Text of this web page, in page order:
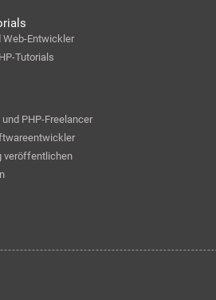
Web-Entwickler
Tutorials
PHP-Freelancer
veröffentlichen